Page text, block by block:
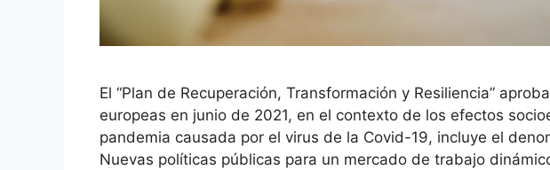
El “Plan de Recuperación, Transformación y Resiliencia”
europeas en junio de 2021, en el contexto de los efectos
pandemia causada por el virus de la Covid-19, incluye el
Nuevas políticas públicas para un mercado de trabajo